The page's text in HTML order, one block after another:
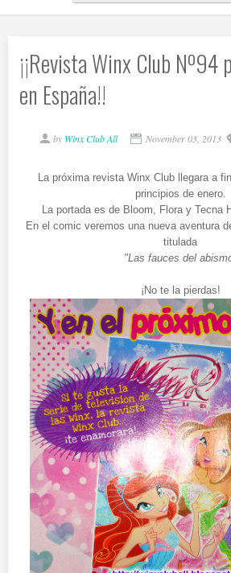
¡¡Revista Winx Club
en España!!
by Winx Club All November 03, 2013
La próxima revista Winx Club llegara a
principios de enero.
La portada es de Bloom, Flora y Tecna
En el comic veremos una nueva aventura
titulada
"Las fauces del
¡No te la pierdas!